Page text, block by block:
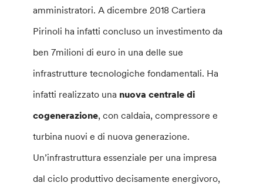
amministratori. A dicembre 2018 Cartiera
Pirinoli ha infatti concluso un investimento da
ben 7milioni di euro in una delle sue
infrastrutture tecnologiche fondamentali. Ha
infatti realizzato una nuova centrale di
cogenerazione, con caldaia, compressore e
turbina nuovi e di nuova generazione.
Un’infrastruttura essenziale per una impresa
dal ciclo produttivo decisamente energivoro,